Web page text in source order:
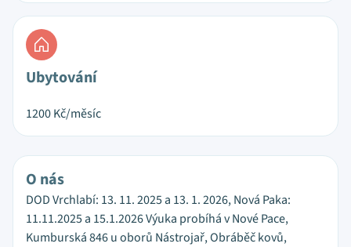
Ubytování
1200Kč/měsíc
O nás
DOD Vrchlabí: 13. 11. 2025 a 13. 1. 2026, Nová Paka:
11.11.2025 a 15.1.2026 Výuka probíhá v Nové Pace,
Kumburská 846 u oborů Nástrojař, Obráběč kovů,